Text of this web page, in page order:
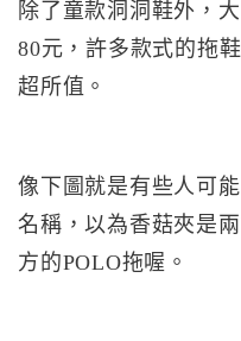
除了童款洞洞鞋外，
80元，許多款式的拖
超所值。
像下圖就是有些人可
名稱，以為香菇夾是
方的POLO拖喔。